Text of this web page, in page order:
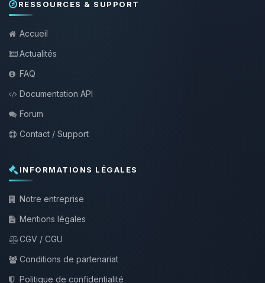
RESSOURCES & SUPPORT
Accueil
Actualités
FAQ
Documentation API
Forum
Contact / Support
INFORMATIONS LÉGALES
Notre entreprise
Mentions légales
CGV / CGU
Conditions de partenariat
Politique de confidentialité